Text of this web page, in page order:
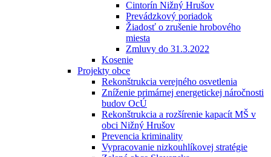
Cintorín Nižný Hrušov
Prevádzkový poriadok
Žiadosť o zrušenie hrobového
miesta
Zmluvy do 31.3.2022
Kosenie
Projekty obce
Rekonštrukcia verejného osvetlenia
Zníženie primárnej energetickej náročnosti
budov OcÚ
Rekonštrukcia a rozšírenie kapacít MŠ v
obci Nižný Hrušov
Prevencia kriminality
Vypracovanie nizkouhlíkovej stratégie